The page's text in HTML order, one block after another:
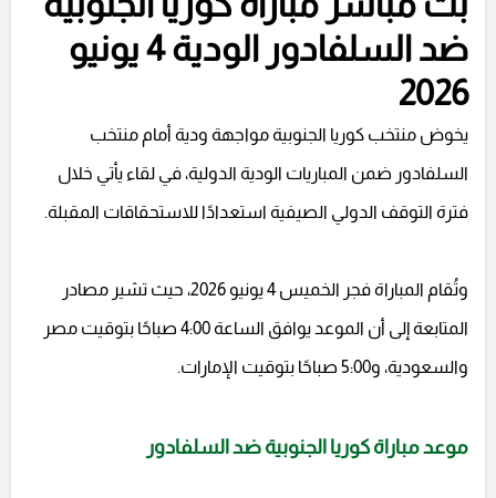
ضد السلفادور الودية 4 يونيو
2026
يخوض منتخب كوريا الجنوبية مواجهة ودية أمام منتخب
السلفادور ضمن المباريات الودية الدولية، في لقاء يأتي خلال
فترة التوقف الدولي الصيفية استعدادًا للاستحقاقات المقبلة.
وتُقام المباراة فجر الخميس 4 يونيو 2026، حيث تشير مصادر
المتابعة إلى أن الموعد يوافق الساعة 4:00 صباحًا بتوقيت مصر
والسعودية، و5:00 صباحًا بتوقيت الإمارات.
موعد مباراة كوريا الجنوبية ضد السلفادور